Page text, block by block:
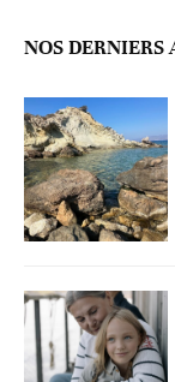
NOS DERNIERS